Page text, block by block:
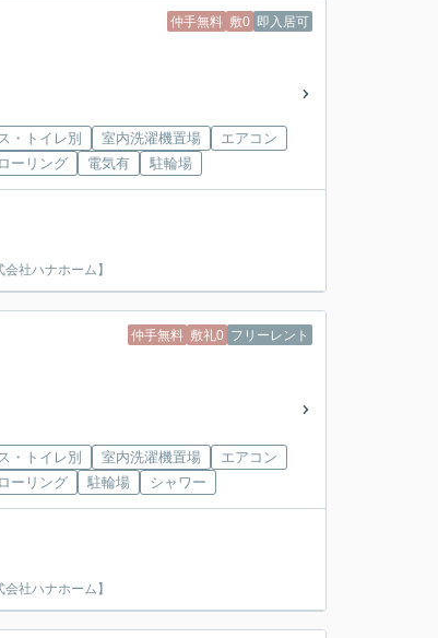
仲手無料 敷0 即入居可
・トイレ別 室内洗濯機置場
エアコン
ーリング
電気有 駐輪場
社ハナホーム】
仲手無料 敷礼0 フリーレント
・トイレ別 室内洗濯機置場
エアコン
ーリング
駐輪場 シャワー
社ハナホーム】